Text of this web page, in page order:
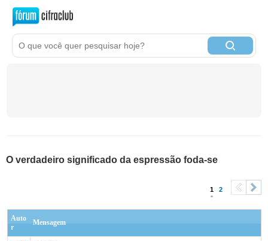
O verdadeiro significado da espressão foda-se
1 2
Auto
r
Mensagem